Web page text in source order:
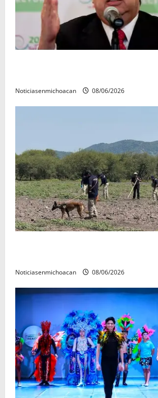
Noticiasenmichoacan 08/06/2026
Noticiasenmichoacan 08/06/2026